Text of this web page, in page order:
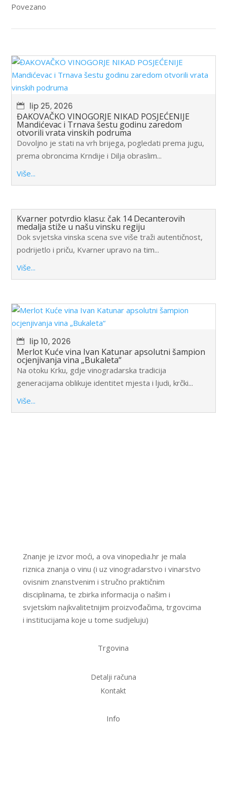
Povezano
lip 25, 2026
ĐAKOVAČKO VINOGORJE NIKAD POSJEĆENIJE
Mandićevac i Trnava šestu godinu zaredom
otvorili vrata vinskih podruma
Dovoljno je stati na vrh brijega, pogledati prema jugu,
prema obroncima Krndije i Dilja obraslim...
Više...
Kvarner potvrdio klasu: čak 14 Decanterovih
medalja stiže u našu vinsku regiju
Dok svjetska vinska scena sve više traži autentičnost,
podrijetlo i priču, Kvarner upravo na tim...
Više...
lip 10, 2026
Merlot Kuće vina Ivan Katunar apsolutni šampion
ocjenjivanja vina „Bukaleta“
Na otoku Krku, gdje vinogradarska tradicija
generacijama oblikuje identitet mjesta i ljudi, krčki...
Više...
Znanje je izvor moći, a ova vinopedia.hr je mala
riznica znanja o vinu (i uz vinogradarstvo i vinarstvo
ovisnim znanstvenim i stručno praktičnim
disciplinama, te zbirka informacija o našim i
svjetskim najkvalitetnijim proizvođačima, trgovcima
i institucijama koje u tome sudjeluju)
Trgovina
Detalji računa
Kontakt
Info